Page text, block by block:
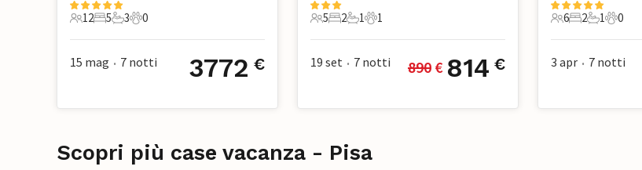
12 Ospiti
12
5 Camere da letto
5
3 Bagni
3
0 Animali domestici
0
15 mag • 7 notti 3772 €
5 Ospiti
5
2 Camere da letto
2
1 Bagno
1
1 Animale domestico
1
19 set • 7 notti 890 € 814 €
6 Ospiti
6
2 Camere da
2
1 Bagno
1
0
0
3 apr • 7 notti
Scopri più case vacanza - Pisa